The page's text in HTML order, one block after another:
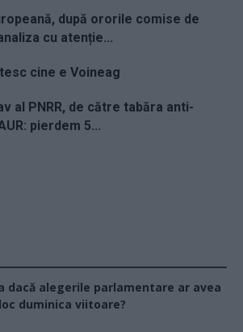
după ororile comise de
cu atenție...
cine e Voineag
al PNRR, de către tabăra anti-
pierdem 5...
dacă alegerile parlamentare ar avea
loc duminica viitoare?